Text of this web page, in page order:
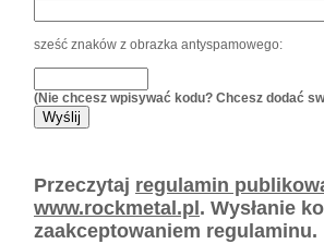
sześć znaków z obrazka antyspamowego:
(Nie chcesz wpisywać kodu? Chcesz dodać
Przeczytaj regulamin
www.rockmetal.pl. Wysłanie
zaakceptowaniem regulaminu.